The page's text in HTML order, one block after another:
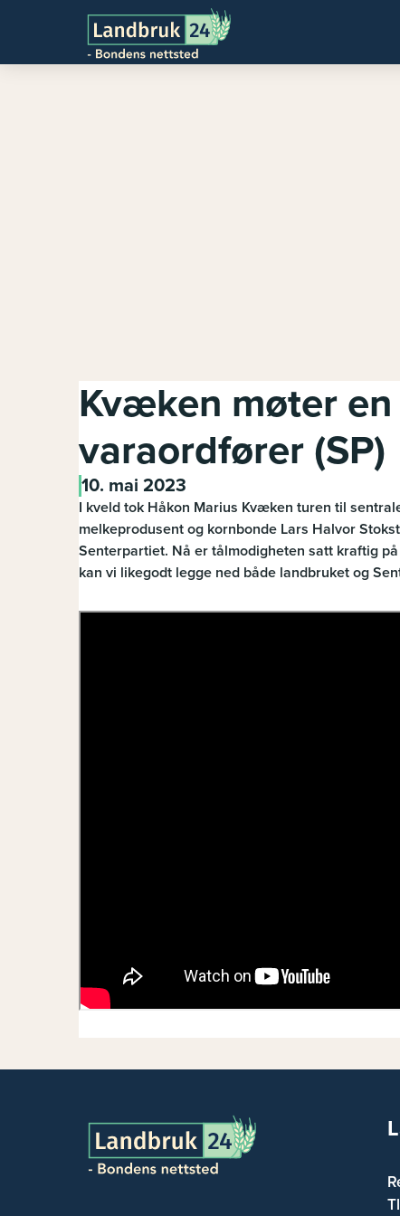
Kvæken møter
varaordfører (SP)
10. mai 2023
I kveld tok Håkon Marius Kvæken turen til
melkeprodusent og kornbonde Lars Halvor
Senterpartiet. Nå er tålmodigheten satt kraftig
kan vi likegodt legge ned både landbruket og